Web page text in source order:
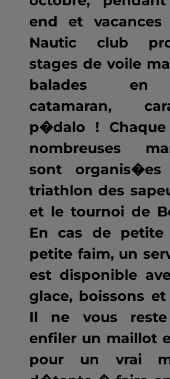
end et vacances
Nautic club
stages de voile
balades en
catamaran,
p�dalo !
nombreuses
sont
triathlon des
et le tournoi de
En cas de
petite faim, un
est disponible
glace, boissons
Il ne vous
enfiler un maillot
pour un vrai